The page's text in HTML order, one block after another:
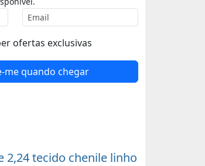
ofertas exclusivas
me quando chegar
2,24 tecido chenile linho